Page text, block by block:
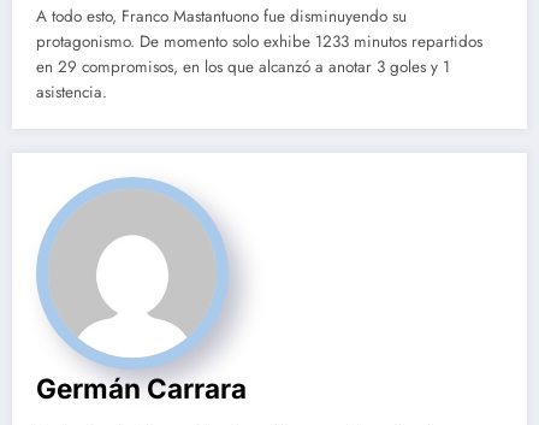
A todo esto, Franco Mastantuono fue disminuyendo su
protagonismo. De momento solo exhibe 1233 minutos repartidos
en 29 compromisos, en los que alcanzó a anotar 3 goles y 1
asistencia.
Germán Carrara